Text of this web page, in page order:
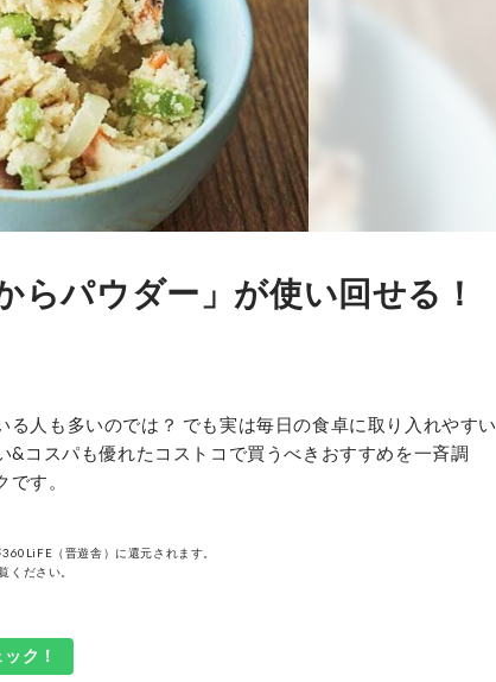
らパウダー」が使い回せる！
人も多いのでは？ でも実は毎日の食卓に取り入れやすい
コスパも優れたコストコで買うべきおすすめを一斉調
す。
（晋遊舎）に還元されます。
ください。
ク！